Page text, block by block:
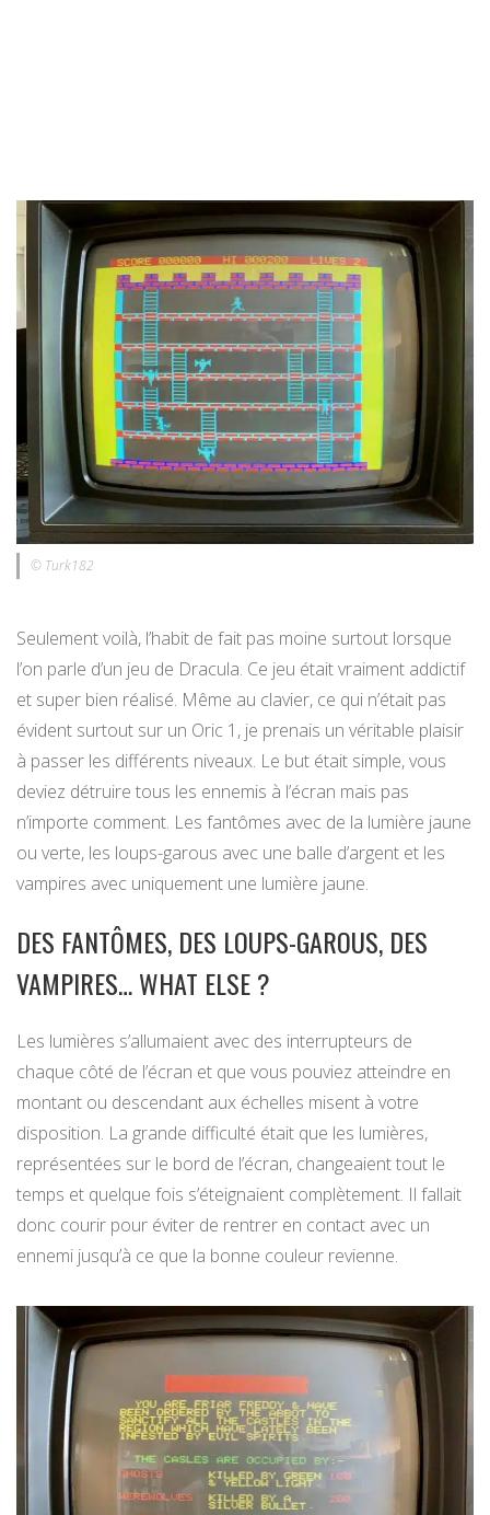
© Turk182
Seulement voilà, l’habit de fait pas moine surtout lorsque
l’on parle d’un jeu de Dracula. Ce jeu était vraiment addictif
et super bien réalisé. Même au clavier, ce qui n’était pas
évident surtout sur un Oric 1, je prenais un véritable plaisir
à passer les différents niveaux. Le but était simple, vous
deviez détruire tous les ennemis à l’écran mais pas
n’importe comment. Les fantômes avec de la lumière jaune
ou verte, les loups-garous avec une balle d’argent et les
vampires avec uniquement une lumière jaune.
DES FANTÔMES, DES LOUPS-GAROUS, DES
VAMPIRES… WHAT ELSE ?
Les lumières s’allumaient avec des interrupteurs de
chaque côté de l’écran et que vous pouviez atteindre en
montant ou descendant aux échelles misent à votre
disposition. La grande difficulté était que les lumières,
représentées sur le bord de l’écran, changeaient tout le
temps et quelque fois s’éteignaient complètement. Il fallait
donc courir pour éviter de rentrer en contact avec un
ennemi jusqu’à ce que la bonne couleur revienne.